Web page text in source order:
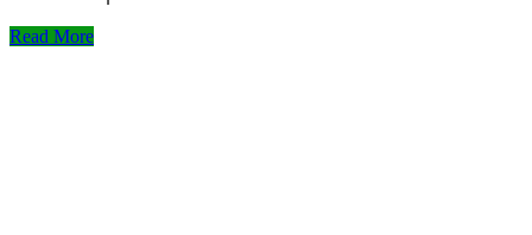
Read More